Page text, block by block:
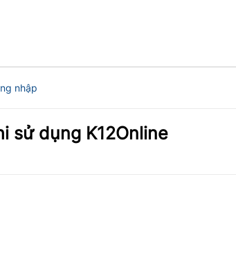
nhập
sử dụng K12Online